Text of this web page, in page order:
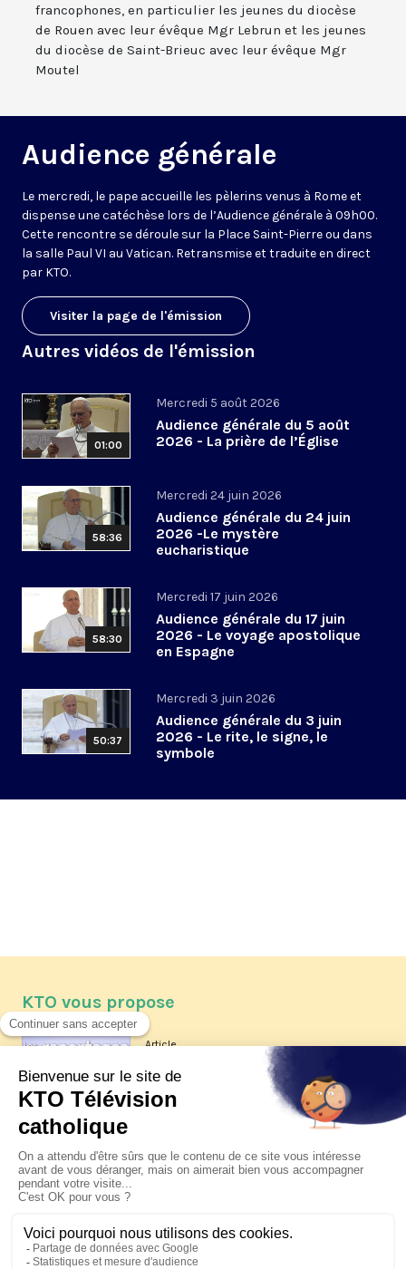
francophones, en particulier les jeunes du diocèse
de Rouen avec leur évêque Mgr Lebrun et les jeunes
du diocèse de Saint-Brieuc avec leur évêque Mgr
Moutel
Audience générale
Le mercredi, le pape accueille les pèlerins venus à Rome et
dispense une catéchèse lors de l’Audience générale à 09h00.
Cette rencontre se déroule sur la Place Saint-Pierre ou dans
la salle Paul VI au Vatican. Retransmise et traduite en direct
par KTO.
Visiter la page de l'émission
Autres vidéos de l'émission
01:00
Mercredi 5 août 2026
Audience générale du 5 août
2026 - La prière de l’Église
58:36
Mercredi 24 juin 2026
Audience générale du 24 juin
2026 -Le mystère
eucharistique
58:30
Mercredi 17 juin 2026
Audience générale du 17 juin
2026 - Le voyage apostolique
en Espagne
50:37
Mercredi 3 juin 2026
Audience générale du 3 juin
2026 - Le rite, le signe, le
symbole
KTO vous propose
Article
Les reportages d'été 2026 de KTO
La visite pastorale du pape Léon
XIV à Assise à suivre sur KTO le
jeudi 6 août
Le pape en Uruguay, Argentine et
Pérou du 6 au 17 novembre 2026